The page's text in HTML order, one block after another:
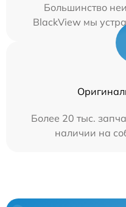
Большинство
BlackView мы
Более 20 тыс.
наличии на